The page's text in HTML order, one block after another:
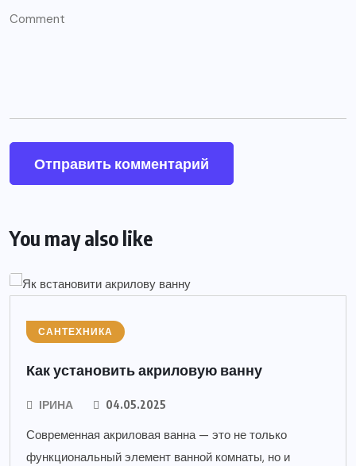
You may also like
САНТЕХНИКА
Как установить акриловую ванну
ІРИНА 04.05.2025
Современная акриловая ванна — это не только
функциональный элемент ванной комнаты, но и